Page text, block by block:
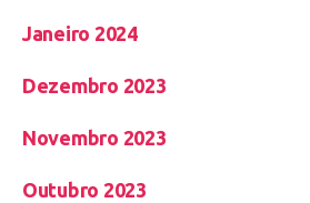
Janeiro 2024
Dezembro 2023
Novembro 2023
Outubro 2023